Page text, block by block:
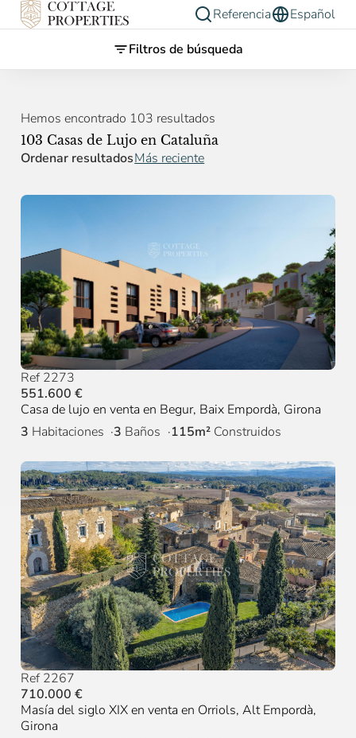
Referencia
Español
Filtros de búsqueda
Hemos encontrado 103 resultados
103 Casas de Lujo en Cataluña
Ordenar resultadosMás reciente
Ref 2273
551.600 €
Casa de lujo en venta en Begur, Baix Empordà, Girona
3 Habitaciones 3 Baños 115m² Construidos
Ref 2267
710.000 €
Masía del siglo XIX en venta en Orriols, Alt Empordà,
Girona